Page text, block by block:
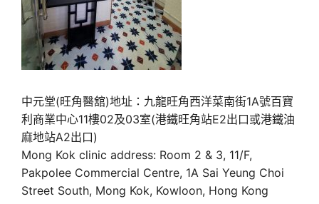
中元堂(旺角醫舘)地址：九龍旺角西洋菜南街1A號百寶
利商業中心11樓02及03室(港鐵旺角站E2出口或港鐵油
麻地站A2出口)
Mong Kok clinic address: Room 2 & 3, 11/F,
Pakpolee Commercial Centre, 1A Sai Yeung Choi
Street South, Mong Kok, Kowloon, Hong Kong